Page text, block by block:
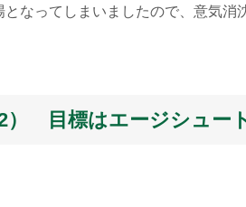
なってしまいましたので、意気
） 目標はエージシュー